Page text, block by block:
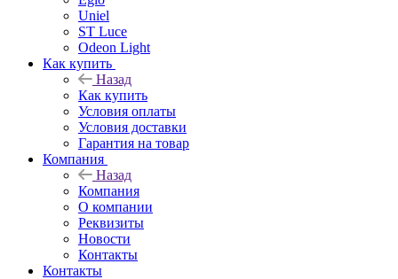
Uniel
ST Luce
Odeon Light
Как купить
Назад
Как купить
Условия оплаты
Условия доставки
Гарантия на товар
Компания
Назад
Компания
О компании
Реквизиты
Новости
Контакты
Контакты